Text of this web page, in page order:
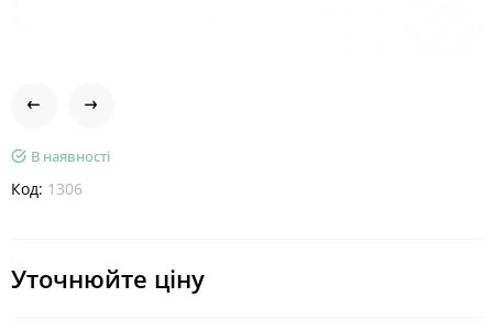
В наявності
Код: 1306
Уточнюйте ціну